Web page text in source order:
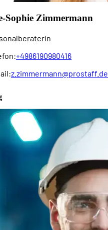
Sophie Zimmermann
+4986190980416
z.zimmermann@prostaff.de